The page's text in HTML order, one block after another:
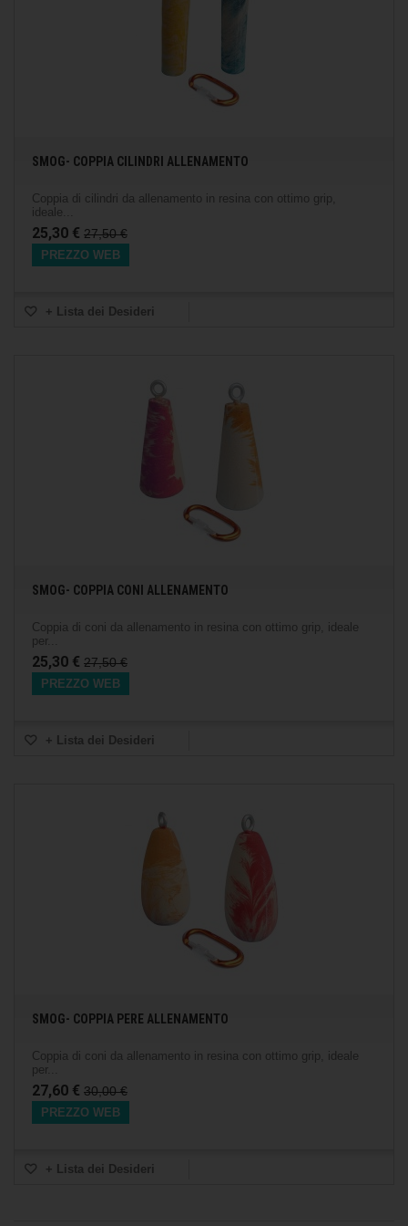
SMOG- COPPIA CILINDRI ALLENAMENTO
Coppia di cilindri da allenamento in resina con ottimo grip,
ideale...
25,30 € 27,50 €
PREZZO WEB
+ Lista dei Desideri
SMOG- COPPIA CONI ALLENAMENTO
Coppia di coni da allenamento in resina con ottimo grip, ideale
per...
25,30 € 27,50 €
PREZZO WEB
+ Lista dei Desideri
SMOG- COPPIA PERE ALLENAMENTO
Coppia di coni da allenamento in resina con ottimo grip, ideale
per...
27,60 € 30,00 €
PREZZO WEB
+ Lista dei Desideri